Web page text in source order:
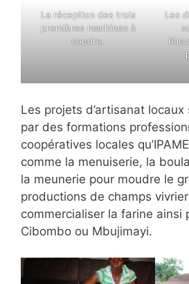
La réception des trois
premières machines à
coudre.
Les
Les projets d’artisanat
par des formations
coopératives locales
comme la menuiserie, la
la meunerie pour moudre le
productions de champs
commercialiser la farine ainsi
Cibombo ou Mbujimayi.